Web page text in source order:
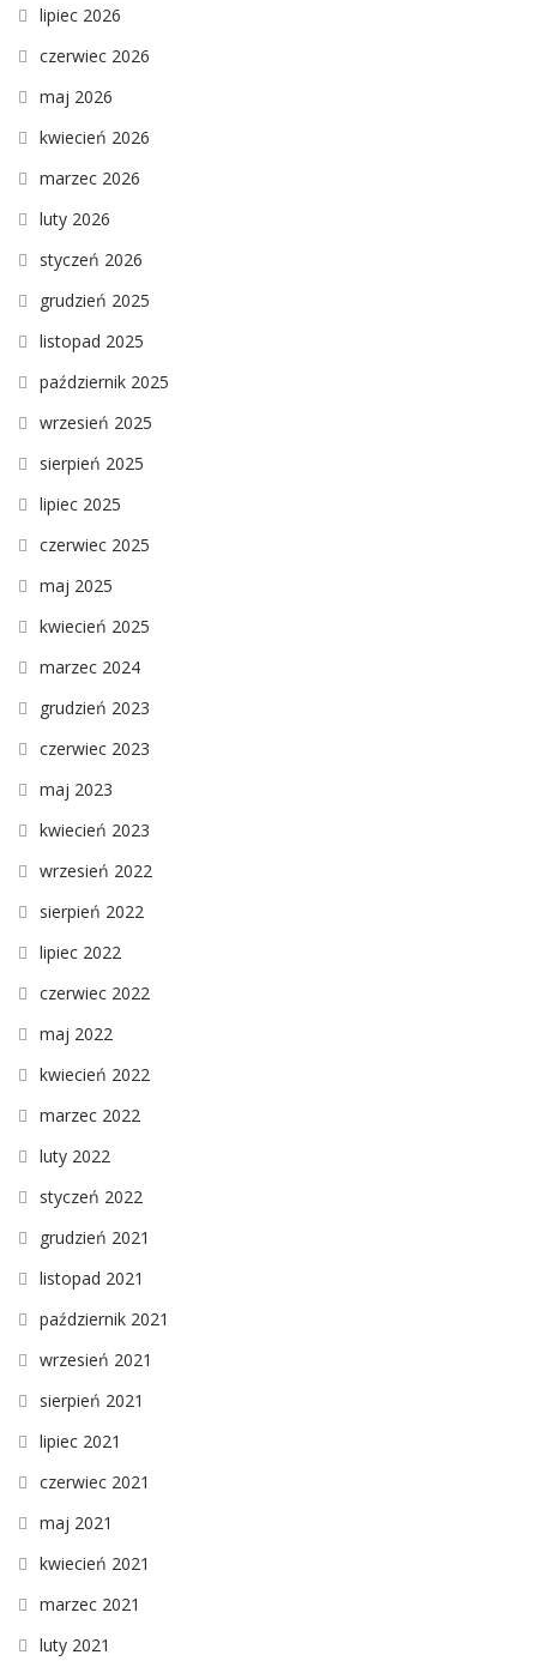
lipiec 2026
czerwiec 2026
maj 2026
kwiecień 2026
marzec 2026
luty 2026
styczeń 2026
grudzień 2025
listopad 2025
październik 2025
wrzesień 2025
sierpień 2025
lipiec 2025
czerwiec 2025
maj 2025
kwiecień 2025
marzec 2024
grudzień 2023
czerwiec 2023
maj 2023
kwiecień 2023
wrzesień 2022
sierpień 2022
lipiec 2022
czerwiec 2022
maj 2022
kwiecień 2022
marzec 2022
luty 2022
styczeń 2022
grudzień 2021
listopad 2021
październik 2021
wrzesień 2021
sierpień 2021
lipiec 2021
czerwiec 2021
maj 2021
kwiecień 2021
marzec 2021
luty 2021